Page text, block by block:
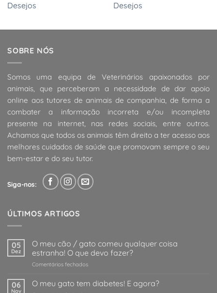
Desejos
Desejos
SOBRE NÓS
Somos uma equipa de Veterinários apaixonados por
animais, que perceberam a necessidade de dar apoio
online aos tutores de animais de companhia, de forma a
combater a informação incorreta e/ou incompleta
presente na internet, nas redes sociais, entre outros.
Achamos que todos os animais têm direito a ter acesso aos
melhores cuidados de saúde que promovam sempre o seu
bem-estar e do seu tutor.
Siga-nos:
ÚLTIMOS ARTIGOS
05
Dez
O meu cão / gato comeu qualquer coisa
estranha! O que devo fazer?
Comentários fechadosem
meu
06
Nov
O meu gato tem diabetes! E agora?